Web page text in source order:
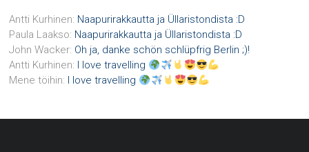
Antti Kurhinen: Naapurirakkautta ja Üllaristondista :D
Paula Laakso: Naapurirakkautta ja Üllaristondista :D
John Wacker: Oh ja, danke schön schlüpfrig Berlin ;)!
Antti Kurhinen: I love travelling
Mene töihin: I love travelling